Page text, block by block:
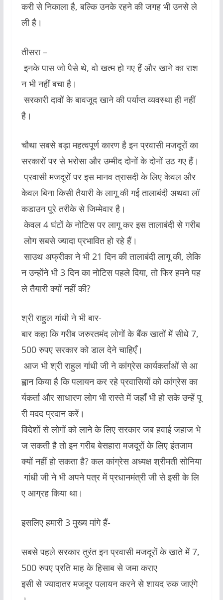
करी से निकाला है, बल्कि उनके रहने की जगह भी उनसे ले
ली है।
तीसरा –
इनके पास जो पैसे थे, वो खत्म हो गए हैं और खाने का राश
न भी नहीं बचा है।
सरकारी दावों के बावजूद खाने की पर्याप्त व्यवस्था ही नहीं
है।
चौथा सबसे बड़ा महत्वपूर्ण कारण है इन प्रवासी मजदूरों का
सरकारों पर से भरोसा और उम्मीद दोनों के दोनों उठ गए हैं।
प्रवासी मजदूरों पर इस मानव त्रासदी के लिए केवल और
केवल बिना किसी तैयारी के लागू की गई तालाबंदी अथवा लॉ
कडाउन पूरे तरीके से जिम्मेवार है।
केवल 4 घंटों के नोटिस पर लागू कर इस तालाबंदी से गरीब
लोग सबसे ज्यादा प्रभावित हो रहे हैं।
साउथ अफ्रीका ने भी 21 दिन की तालाबंदी लागू की, लेकि
न उन्होंने भी 3 दिन का नोटिस पहले दिया, तो फिर हमने पह
ले तैयारी क्यों नहीं की?
श्री राहुल गांधी ने भी बार-
बार कहा कि गरीब जरुरतमंद लोगों के बैंक खातों में सीधे 7,
500 रुपए सरकार को डाल देने चाहिएँ।
आज भी श्री राहुल गांधी जी ने कांग्रेस कार्यकर्ताओं से आ
ह्वान किया है कि पलायन कर रहे प्रवासियों को कांग्रेस का
र्यकर्ता और साधारण लोग भी रास्ते में जहाँ भी हो सके उन्हें पू
री मदद प्रदान करें।
विदेशों से लोगों को लाने के लिए सरकार जब हवाई जहाज भे
ज सकती है तो इन गरीब बेसहारा मजदूरों के लिए इंतजाम
क्यों नहीं हो सकता है? कल कांग्रेस अध्यक्ष श्रीमती सोनिया
गांधी जी ने भी अपने पत्र में प्रधानमंत्री जी से इसी के लि
ए आग्रह किया था।
इसलिए हमारी 3 मुख्य मांगे हैं-
सबसे पहले सरकार तुरंत इन प्रवासी मजदूरों के खाते में 7,
500 रुपए प्रति माह के हिसाब से जमा कराए
इसी से ज्यादातर मजदूर पलायन करने से शायद रुक जाएंगे